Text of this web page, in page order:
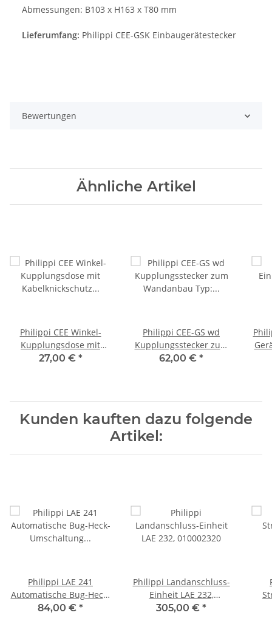
Abmessungen: B103 x H163 x T80 mm
Lieferumfang: Philippi CEE-GSK Einbaugerätestecker
Bewertungen
Ähnliche Artikel
Philippi CEE Winkel-
Kupplungsdose mit
Kabelknickschutz Typ:
27,00 € *
Philippi CEE-GS wd
Kupplungsstecker zum
Wandanbau Typ: GS-wd,
62,00 € *
Kunden kauften dazu folgende
Artikel:
Philippi LAE 241
Automatische Bug-Heck-
Umschaltung für den
84,00 € *
Philippi Landanschluss-
Einheit LAE 232,
010002320
305,00 € *